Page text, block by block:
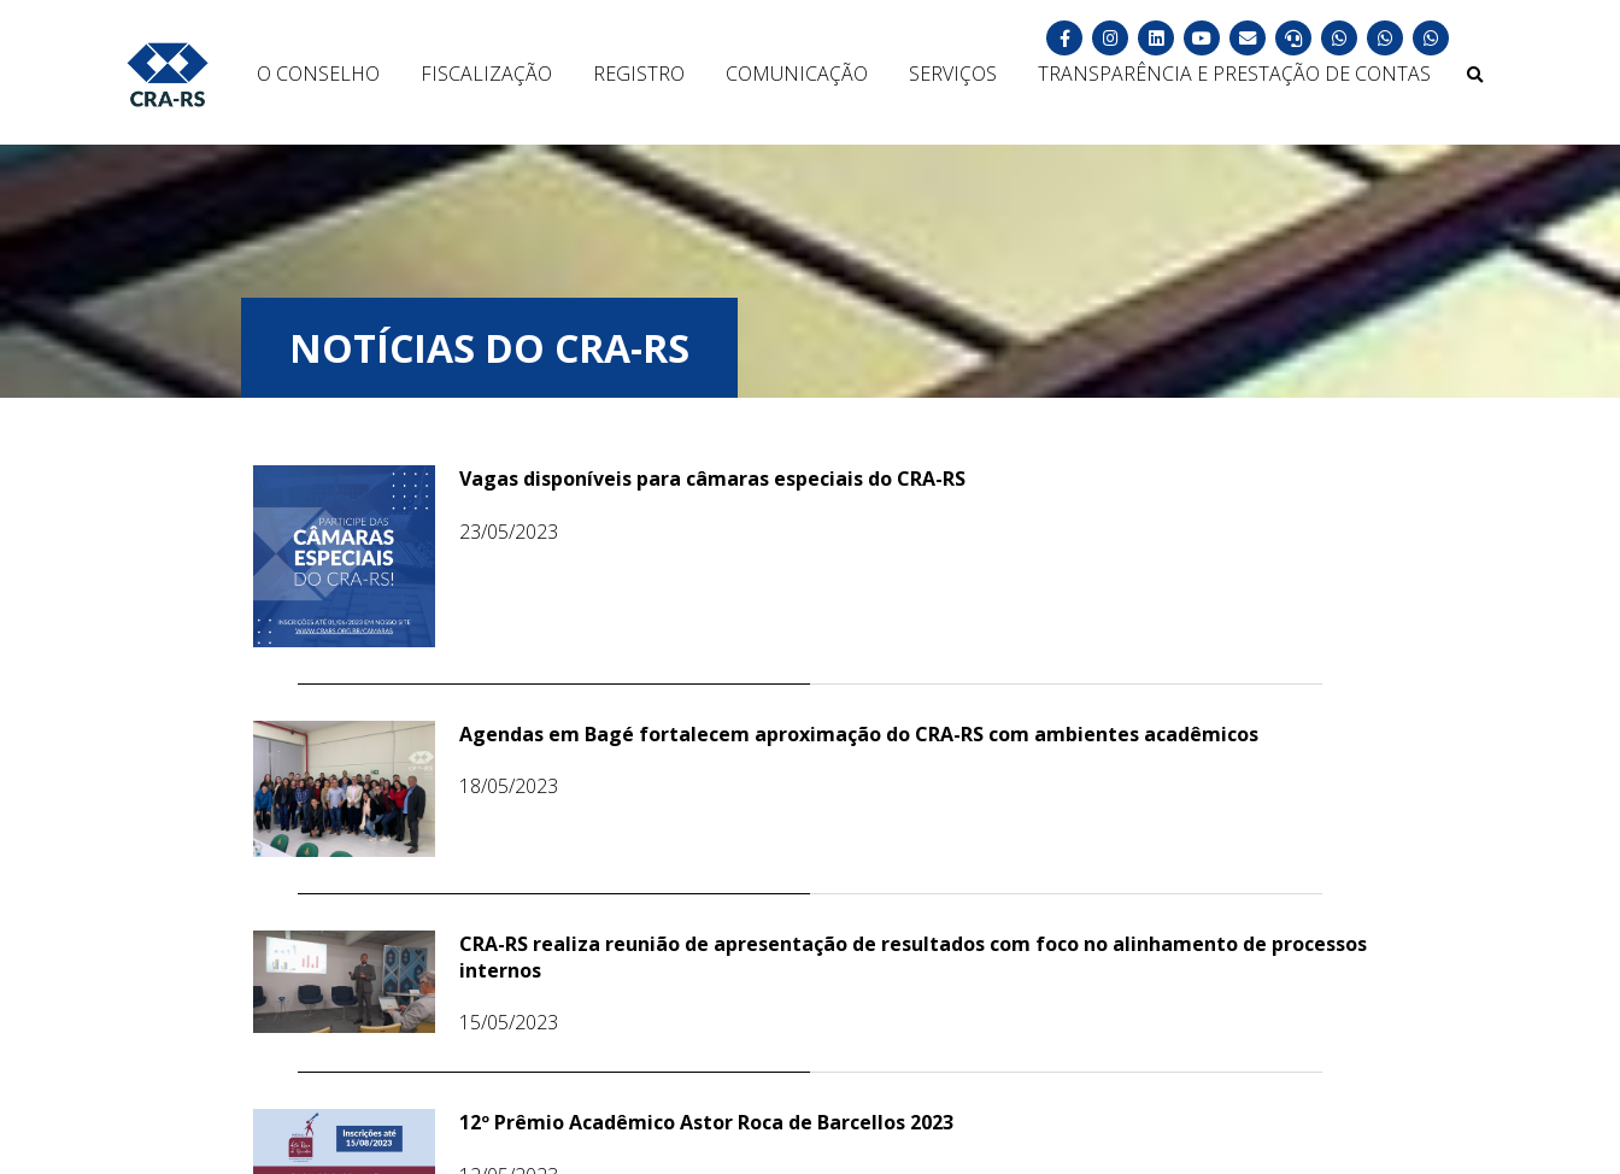
O CONSELHO FISCALIZAÇÃO REGISTRO COMUNICAÇÃO SERVIÇOS TRANSPARÊNCIA E PRESTAÇÃO DE CONTAS
NOTÍCIAS DO CRA-RS
Vagas disponíveis para câmaras especiais do CRA-RS
23/05/2023
Agendas em Bagé fortalecem aproximação do CRA-RS com ambientes acadêmicos
18/05/2023
CRA-RS realiza reunião de apresentação de resultados com foco no alinhamento de processos
internos
15/05/2023
12º Prêmio Acadêmico Astor Roca de Barcellos 2023